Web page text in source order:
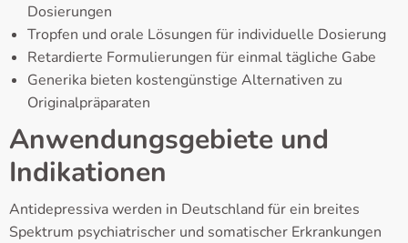
Dosierungen
Tropfen und orale Lösungen für individuelle Dosierung
Retardierte Formulierungen für einmal tägliche Gabe
Generika bieten kostengünstige Alternativen zu
Originalpräparaten
Anwendungsgebiete und
Indikationen
Antidepressiva werden in Deutschland für ein breites
Spektrum psychiatrischer und somatischer Erkrankungen